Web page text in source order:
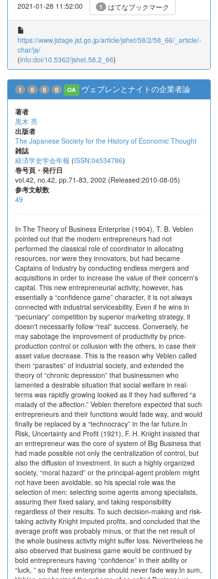
2021-01-28 11:52:00 1 はてなブックマーク
https://www.jstage.jst.go.jp/article/jshet/58/2/58_66/_article/-
char/ja/
(info:doi/10.5362/jshet.58.2_66)
1 0 0 0 OA ヴェブレンとナイトの企業者論
著者
黒木 亮
出版者
The Japanese Society for the History of Economic Thought
雑誌
経済学史学会年報 (ISSN:04534786)
巻号頁・発行日
vol.42, no.42, pp.71-83, 2002 (Released:2010-08-05)
参考文献数
49
In The Theory of Business Enterprise (1904), T. B. Veblen
pointed out that the modern entrepreneurs had not
performed the classical role of coordinator in allocating
resources, nor were they innovators, but had became
Captains of Industry by conducting endless mergers and
acquisitions in order to increase the value of their concern's
capital. This new entrepreneurial activity, however, has
essentially a “confidence game” character, it is not always
connected with industrial serviceability. Even if he wins in
“pecuniary” competition by superior marketing strategy, it
doesn't necessarily follow “real” success. Conversely, he
may sabotage the improvement of productivity by price-
production control or collusion with the others, in case their
asset value decrease. This is the reason why Veblen called
them “parasites” of industrial society, and extended the
theory of “chronic depression” that businessmen who
lamented a desirable situation that social welfare in real-
terms was rapidly growing looked as if they had suffered “a
malady of the affection.” Veblen therefore expected that such
entrepreneurs and their functions would fade way, and would
finally be replaced by a “technocracy” in the far future.In
Risk, Uncertainty and Profit (1921), F. H. Knight insisted that
an entrepreneur was the core of system of Big Business that
had made possible not only the centralization of control, but
also the diffusion of investment. In such a highly organized
society, “moral hazard” or the principal-agent problem might
not have been avoidable, so his special role was the
selection of men: selecting some agents among specialists,
assuring their fixed salary, and taking responsibility
regardless of their results. To such decision-making and risk-
taking activity Knight imputed profits, and concluded that the
average profit was probably minus, or that the net result of
the whole business activity might suffer loss. Nevertheless he
also observed that business game would be continued by
bold entrepreneurs having “confidence” in their ability or
“luck, ” so that free enterprise should never fade way.In sum,